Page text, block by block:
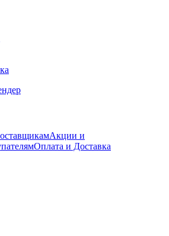
Акции и
Оплата и Доставка